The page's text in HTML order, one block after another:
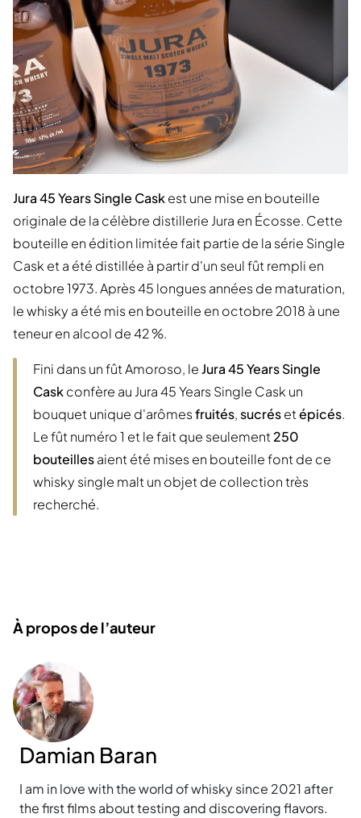
Jura 45 Years Single Caskest une mise en bouteille
originale de la célèbre distillerie Jura en Écosse. Cette
bouteille en édition limitée fait partie de la série Single
Cask et a été distillée à partir d'un seul fût rempli en
octobre 1973. Après 45 longues années de maturation,
le whisky a été mis en bouteille en octobre 2018 à une
teneur en alcool de 42 %.
Fini dans un fût Amoroso, leJura 45 Years Single
Caskconfère au Jura 45 Years Single Cask un
bouquet unique d'arômesfruités,sucrésetépicés.
Le fût numéro 1 et le fait que seulement 250
bouteillesaient été mises en bouteille font de ce
whisky single malt un objet de collection très
recherché.
À propos de l’auteur
Damian Baran
I am in love with the world of whisky since 2021 after
the first films about testing and discovering flavors.